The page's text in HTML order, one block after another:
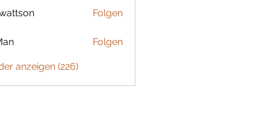
Folgen
Folgen
anzeigen (226)